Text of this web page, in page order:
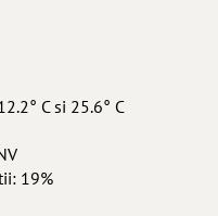
C si 25.6° C
19%